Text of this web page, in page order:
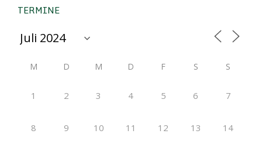
TERMINE
M D M D F S S
1 2 3 4 5 6 7
8 9 10 11 12 13 14